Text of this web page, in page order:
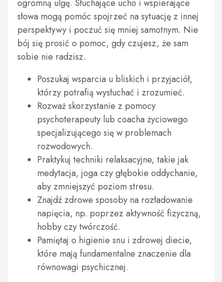
ogromną ulgę. Słuchające ucho i wspierające
słowa mogą pomóc spojrzeć na sytuację z innej
perspektywy i poczuć się mniej samotnym. Nie
bój się prosić o pomoc, gdy czujesz, że sam
sobie nie radzisz.
Poszukaj wsparcia u bliskich i przyjaciół,
którzy potrafią wysłuchać i zrozumieć.
Rozważ skorzystanie z pomocy
psychoterapeuty lub coacha życiowego
specjalizującego się w problemach
rozwodowych.
Praktykuj techniki relaksacyjne, takie jak
medytacja, joga czy głębokie oddychanie,
aby zmniejszyć poziom stresu.
Znajdź zdrowe sposoby na rozładowanie
napięcia, np. poprzez aktywność fizyczną,
hobby czy twórczość.
Pamiętaj o higienie snu i zdrowej diecie,
które mają fundamentalne znaczenie dla
równowagi psychicznej.